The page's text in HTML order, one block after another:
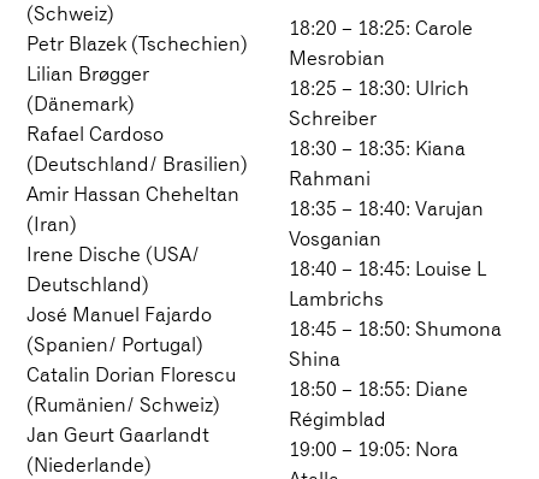
(Schweiz)
Petr Blazek (Tschechien)
Lilian Brøgger
(Dänemark)
Rafael Cardoso
(Deutschland/ Brasilien)
Amir Hassan Cheheltan
(Iran)
Irene Dische (USA/
Deutschland)
José Manuel Fajardo
(Spanien/ Portugal)
Catalin Dorian Florescu
(Rumänien/ Schweiz)
Jan Geurt Gaarlandt
(Niederlande)
18:20 – 18:25: Carole
Mesrobian
18:25 – 18:30: Ulrich
Schreiber
18:30 – 18:35: Kiana
Rahmani
18:35 – 18:40: Varujan
Vosganian
18:40 – 18:45: Louise L
Lambrichs
18:45 – 18:50: Shumona
Shina
18:50 – 18:55: Diane
Régimblad
19:00 – 19:05: Nora